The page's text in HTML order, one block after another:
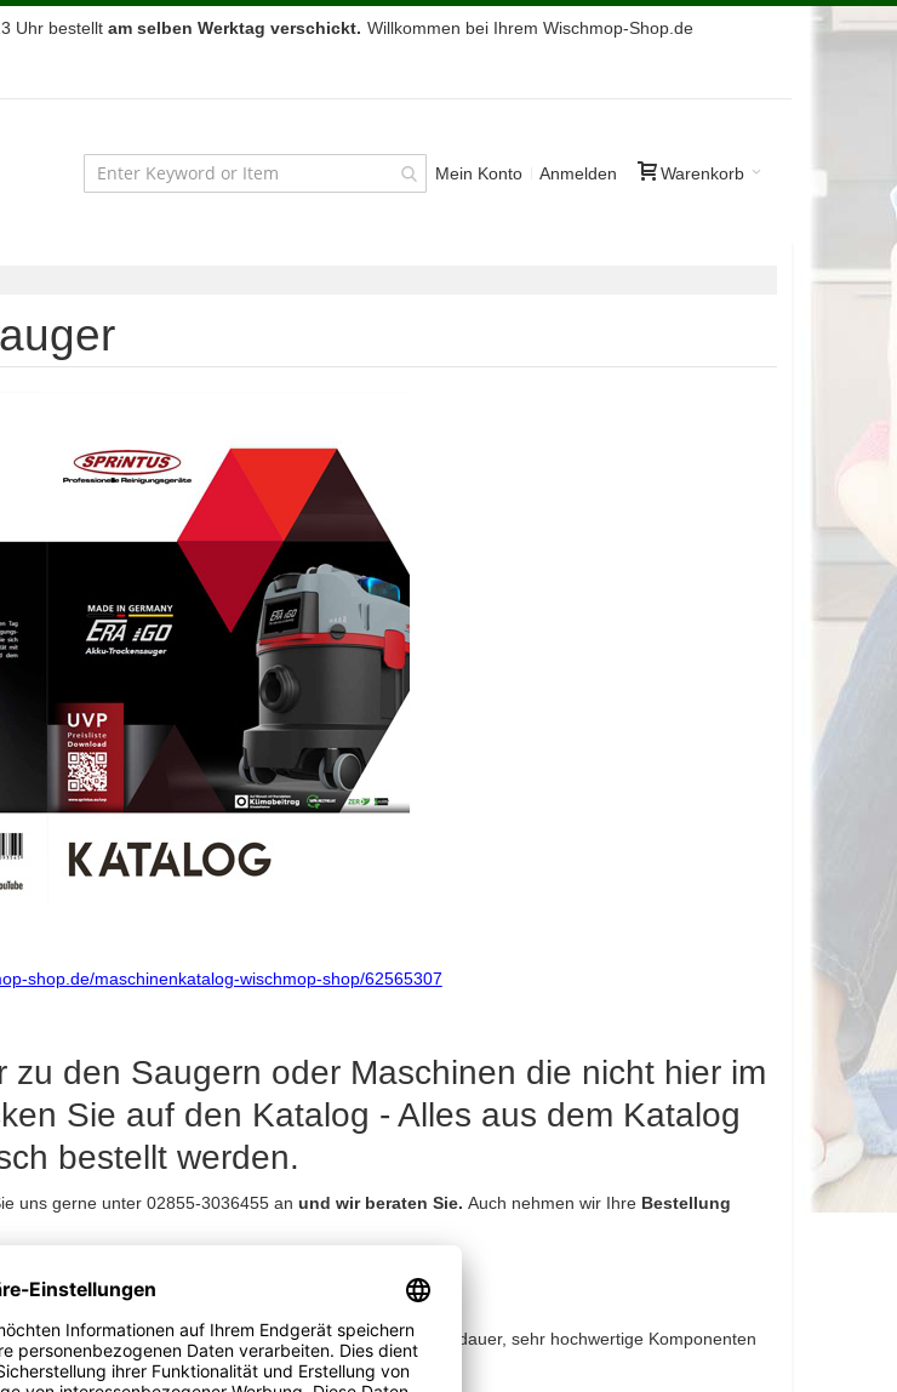
Willkommen bei Ihrem Wischmop-Shop.de
Uhr bestellt am selben Werktag verschickt.
Mein Konto Anmelden Warenkorb
shop.de/maschinenkatalog-wischmop-shop/62565307
zu den Saugern oder Maschinen die nicht hier im
Sie auf den Katalog - Alles aus dem Katalog
bestellt werden.
uns gerne unter 02855-3036455 an und wir beraten Sie. Auch nehmen wir Ihre Bestellung
Prüfzeichen.
Betrieb ausgelegt. Dies bedeutet für Sie: lange Lebensdauer, sehr hochwertige Komponenten
Motoren sind für eine lange Lebensdauer ausgelegt.